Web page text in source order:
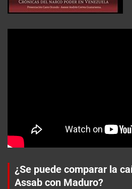
¿Se puede comparar la
Assab con Maduro?